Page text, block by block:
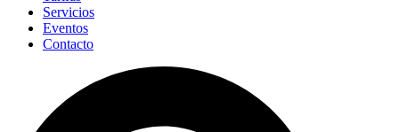
Servicios
Eventos
Contacto